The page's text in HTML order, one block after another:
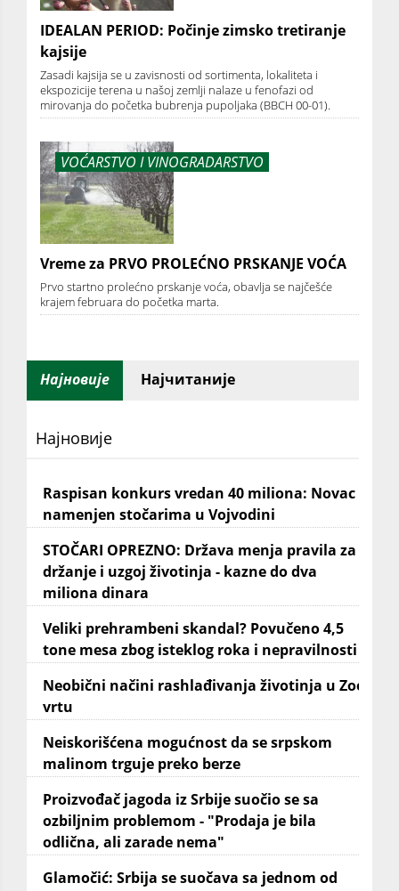
IDEALAN PERIOD: Počinje zimsko tretiranje
kajsije
Zasadi kajsija se u zavisnosti od sortimenta, lokaliteta i
ekspozicije terena u našoj zemlji nalaze u fenofazi od
mirovanja do početka bubrenja pupoljaka (BBCH 00-01).
VOĆARSTVO I VINOGRADARSTVO
Vreme za PRVO PROLEĆNO PRSKANJE VOĆA
Prvo startno prolećno prskanje voća, obavlja se najčešće
krajem februara do početka marta.
Најновије Најчитаније
Најновије
Raspisan konkurs vredan 40 miliona: Novac
namenjen stočarima u Vojvodini
STOČARI OPREZNO: Država menja pravila za
držanje i uzgoj životinja - kazne do dva
miliona dinara
Veliki prehrambeni skandal? Povučeno 4,5
tone mesa zbog isteklog roka i nepravilnosti
Neobični načini rashlađivanja životinja u Zoo
vrtu
Neiskorišćena mogućnost da se srpskom
malinom trguje preko berze
Proizvođač jagoda iz Srbije suočio se sa
ozbiljnim problemom - "Prodaja je bila
odlična, ali zarade nema"
Glamočić: Srbija se suočava sa jednom od